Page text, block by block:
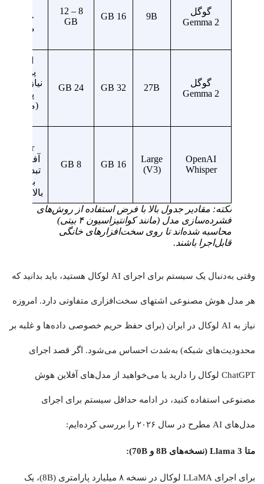
گوگل
Gemma 2
9B
16 GB
8 – 12
GB
جایگزین
مدل‌های
گوگل
Gemma 2
27B
32 GB
24 GB
پیشرفته،
پرچمدار
OpenAI
Whisper
Large
(V3)
16 GB
8 GB
Whisper
آفلاین
تبدیل
به متن با
بالاترین
نکته: مقادیر جدول بالا با فرض استفاده از روش‌های
فشرده‌سازی مدل (مانند کوانتیزاسیون ۴ بیتی)
محاسبه شده‌اند تا روی سخت‌افزارهای خانگی
قابل‌اجرا باشند.
وقتی به‌دنبال یک سیستم برای اجرای AI لوکال هستید، باید بدانید که
هر مدل هوش مصنوعی اشتهای سخت‌افزاری متفاوتی دارد. امروزه
نیاز به AI لوکال در ایران (برای حفظ حریم خصوصی داده‌ها و غلبه بر
محدودیت‌های شبکه) به‌شدت احساس می‌شود. اگر قصد اجرای
ChatGPT لوکال را دارید یا می‌خواهید از مدل‌های آفلاین هوش
مصنوعی استفاده کنید، در ادامه حداقل سیستم برای اجرای
مدل‌های AI مطرح در سال ۲۰۲۶ را بررسی کرده‌ایم:
متا Llama 3 (نسخه‌های 8B و 70B):
برای اجرای LLaMA لوکال در نسخه ۸ میلیارد پارامتری (8B)، یک